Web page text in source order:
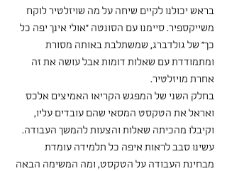
בראש יכולנו לקיים שיחה על מה שויזלטיר לוקח
משייקספיר. סיימנו עם הסונטה "אולי אינך יפה כל
כך" של גולדברג, שמשתלבת באותה מסורת
ומתמודדת עם שאלות דומות אבל עושה את זה
אחרת מויזלטיר.
בחלק השני של המפגש הקריאו האמיצים אלכס
ואראל את הטקסט המסאי שהם עובדים עליו,
וקיבלו מהכיתה שאלות והצעות להמשך העבודה.
עשינו סבב לראות איפה כל תלמידה עומדת
מבחינת העבודה על הטקסט, ומה המשימה הבאה